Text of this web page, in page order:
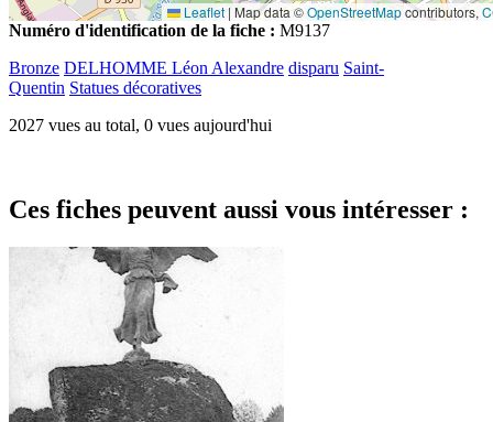
Leaflet | Map data ©OpenStreetMapcontributors,
Numéro d'identification de la fiche : M9137
Bronze DELHOMME Léon Alexandre disparu Saint-
Quentin Statues décoratives
2027 vues au total, 0 vues aujourd'hui
Ces fiches peuvent aussi vous intéresser :